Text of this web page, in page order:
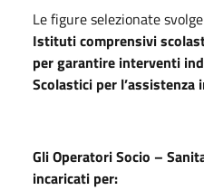
Le figure selezionate
Istituti comprensivi
per garantire interventi
Scolastici per
Gli Operatori Socio –
incaricati per: